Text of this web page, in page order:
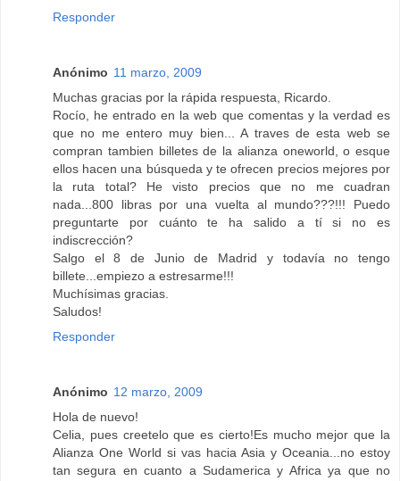
Responder
Anónimo 11 marzo, 2009
Muchas gracias por la rápida respuesta, Ricardo.
Rocío, he entrado en la web que comentas y la verdad es
que no me entero muy bien... A traves de esta web se
compran tambien billetes de la alianza oneworld, o esque
ellos hacen una búsqueda y te ofrecen precios mejores por
la ruta total? He visto precios que no me cuadran
nada...800 libras por una vuelta al mundo???!!! Puedo
preguntarte por cuánto te ha salido a tí si no es
indiscrección?
Salgo el 8 de Junio de Madrid y todavía no tengo
billete...empiezo a estresarme!!!
Muchísimas gracias.
Saludos!
Responder
Anónimo 12 marzo, 2009
Hola de nuevo!
Celia, pues creetelo que es cierto!Es mucho mejor que la
Alianza One World si vas hacia Asia y Oceania...no estoy
tan segura en cuanto a Sudamerica y Africa ya que no